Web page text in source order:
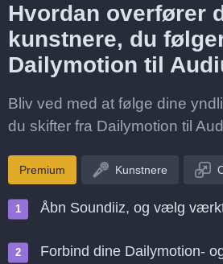
Hvordan overfører
kunstnere, du
Dailymotion til
Bliv ved med at følge dine
du skifter fra Dailymotion til
Premium Kunstnere
Åbn Soundiiz, og vælg
Forbind dine Dailymotion-